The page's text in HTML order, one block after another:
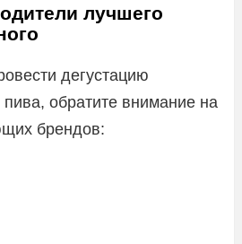
лучшего
дегустацию
обратите внимание на
брендов: